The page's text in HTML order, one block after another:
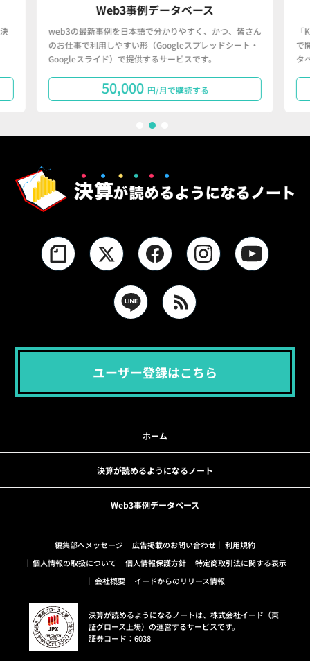
Web3事例データベース
web3の最新事例を日本語で分かりやすく、かつ、皆さん
のお仕事で利用しやすい形（Googleスプレッドシート・
Googleスライド）で提供するサービスです。
50,000 円/月で購読する
で
タ
ユーザー登録はこちら
ホーム
決算が読めるようになるノート
Web3事例データベース
編集部へメッセージ 広告掲載のお問い合わせ
利用規約
個人情報の取扱について
個人情報保護方針
特定商取引法に関する表示
会社概要
イードからのリリース情報
決算が読めるようになるノートは、株式会社イード（東
証グロース上場）の運営するサービスです。
証券コード：6038